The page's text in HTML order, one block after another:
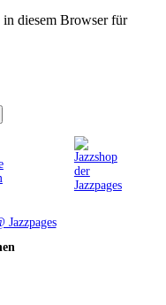
diesem Browser für